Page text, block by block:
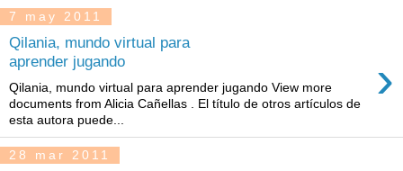
7 may 2011
Qilania, mundo virtual para
aprender jugando
›
Qilania, mundo virtual para aprender jugando View more
documents from Alicia Cañellas . El título de otros artículos de
esta autora puede...
28 mar 2011